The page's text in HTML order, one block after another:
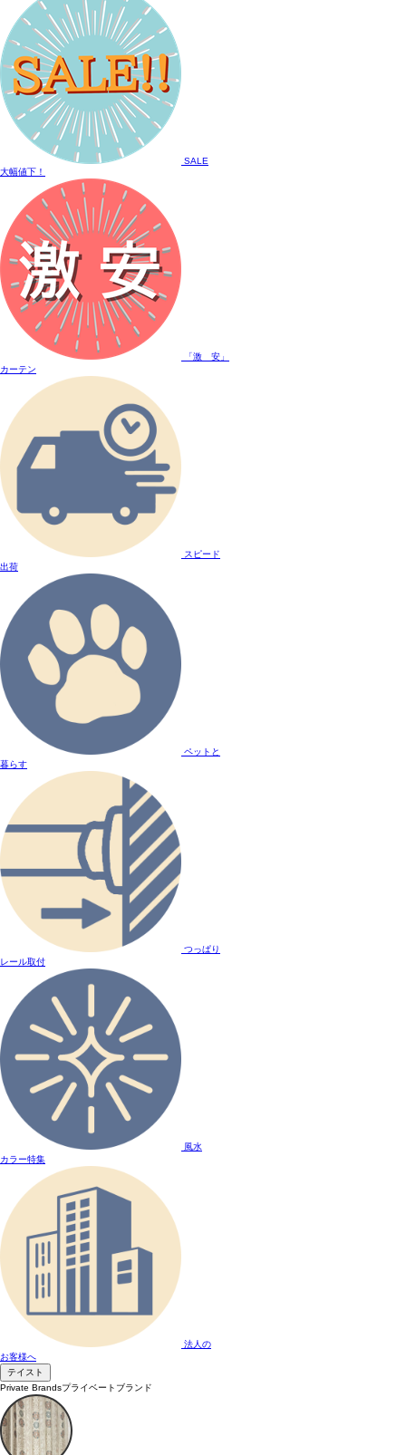
SALE
大幅値下！
「激 安」
カーテン
スピード
出荷
ペットと
暮らす
つっぱり
レール取付
風水
カラー特集
法人の
お客様へ
テイスト
Private Brandsプライベートブランド